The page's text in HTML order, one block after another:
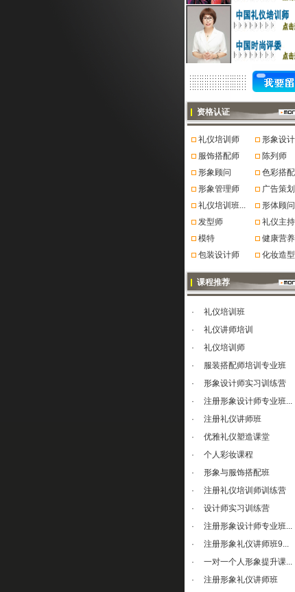
资格认证
礼仪培训师
形象设
服饰搭配师
陈列师
形象顾问
色彩搭
形象管理师
广告策
礼仪培训班...
形体顾问
发型师
礼仪主
模特
健康营
包装设计师
化妆造
课程推荐
·
礼仪培训班
·
礼仪讲师培训
·
礼仪培训师
·
服装搭配师培训专业班
·
形象设计师实习训练营
·
注册形象设计师专业班...
·
注册礼仪讲师班
·
优雅礼仪塑造课堂
·
个人彩妆课程
·
形象与服饰搭配班
·
注册礼仪培训师训练营
·
设计师实习训练营
·
注册形象设计师专业班...
·
注册形象礼仪讲师班9...
·
一对一个人形象提升课...
·
注册形象礼仪讲师班